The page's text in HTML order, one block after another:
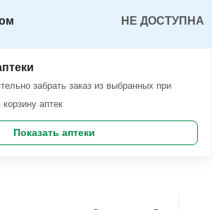
НЕ ДОСТУПНА
забрать заказ из выбранных при
аптек
Показать аптеки